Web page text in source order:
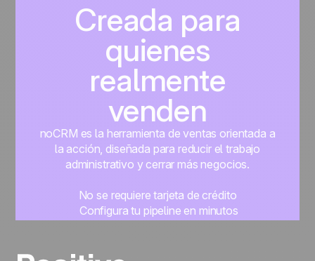
Creada para
quienes
realmente
venden
noCRM es la herramienta de ventas orientada a
la acción, diseñada para reducir el trabajo
administrativo y cerrar más negocios.
No se requiere tarjeta de crédito
Configura tu pipeline en minutos